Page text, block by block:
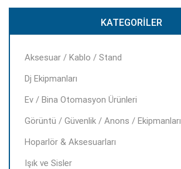
KATEGORILER
Aksesuar / Kablo / Stand
Dj Ekipmanları
Ev / Bina Otomasyon Ürünleri
Görüntü / Güvenlik / Anons / Ekipmanları
Hoparlör & Aksesuarları
Işık ve Sisler